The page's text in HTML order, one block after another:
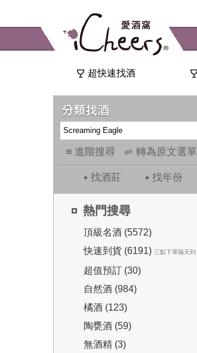
超快速找酒
進階搜尋 轉為原文選單
找酒莊 找年份
熱門搜尋
頂級名酒 (5572)
快速到貨 (6191) 三點下單隔天到
超值預訂 (30)
自然酒 (984)
橘酒 (123)
陶甕酒 (59)
無酒精 (3)